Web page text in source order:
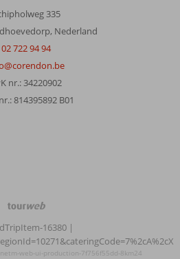
335
Nederland
02 722 94 94
nr.: 34220902
814395892 B01
TourWeb
NetMatch
16380 |
web-ui-production-7f756f55dd-8km24